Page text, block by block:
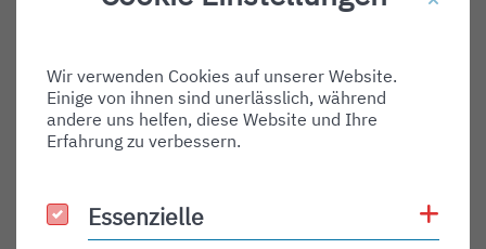
Shortname:
Type:
arrival
PLN
Wir verwenden Cookies auf unserer Website.
Einige von ihnen sind unerlässlich, während
andere uns helfen, diese Website und Ihre
Erfahrung zu verbessern.
Essenzielle
Essenzielle